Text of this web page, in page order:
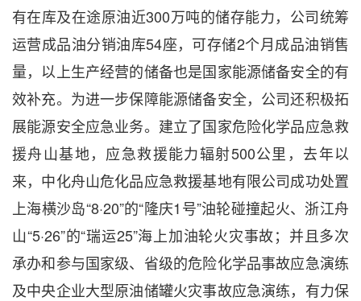
有在库及在途原油近300万吨的储存能力，公司统筹
运营成品油分销油库54座，可存储2个月成品油销售
量，以上生产经营的储备也是国家能源储备安全的有
效补充。为进一步保障能源储备安全，公司还积极拓
展能源安全应急业务。建立了国家危险化学品应急救
援舟山基地，应急救援能力辐射500公里，去年以
来，中化舟山危化品应急救援基地有限公司成功处置
上海横沙岛“8·20”的“隆庆1号”油轮碰撞起火、浙江舟
山“5·26”的“瑞运25”海上加油轮火灾事故；并且多次
承办和参与国家级、省级的危险化学品事故应急演练
及中央企业大型原油储罐火灾事故应急演练，有力保